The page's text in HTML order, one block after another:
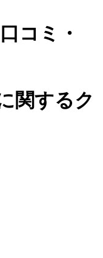
コミ・
関するク